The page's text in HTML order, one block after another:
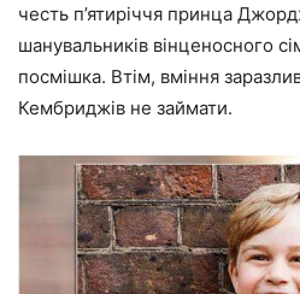
честь п’ятиріччя принца
шанувальників вінценосного
посмішка. Втім, вміння
Кембриджів не займати.